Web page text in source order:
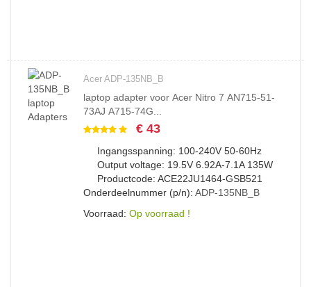
Acer ADP-135NB_B
laptop adapter voor Acer Nitro 7 AN715-51-
73AJ A715-74G...
€ 43
Ingangsspanning: 100-240V 50-60Hz
Output voltage: 19.5V 6.92A-7.1A 135W
Productcode: ACE22JU1464-GSB521
Onderdeelnummer (p/n): ADP-135NB_B
Voorraad: Op voorraad !